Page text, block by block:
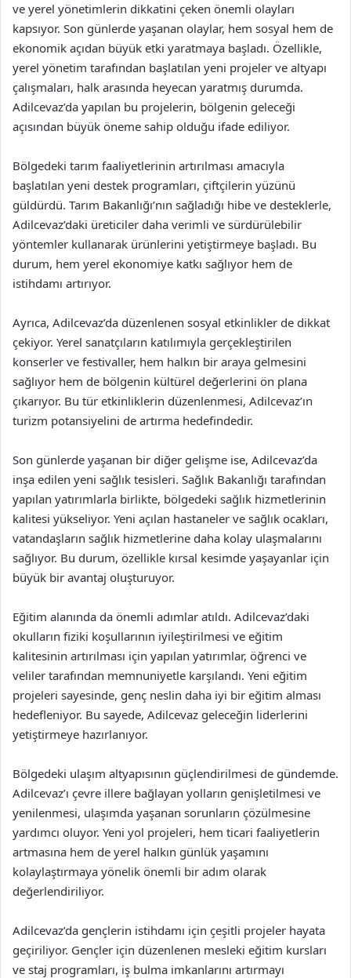
ve yerel yönetimlerin dikkatini çeken önemli olayları
kapsıyor. Son günlerde yaşanan olaylar, hem sosyal hem de
ekonomik açıdan büyük etki yaratmaya başladı. Özellikle,
yerel yönetim tarafından başlatılan yeni projeler ve altyapı
çalışmaları, halk arasında heyecan yaratmış durumda.
Adilcevaz’da yapılan bu projelerin, bölgenin geleceği
açısından büyük öneme sahip olduğu ifade ediliyor.
Bölgedeki tarım faaliyetlerinin artırılması amacıyla
başlatılan yeni destek programları, çiftçilerin yüzünü
güldürdü. Tarım Bakanlığı’nın sağladığı hibe ve desteklerle,
Adilcevaz’daki üreticiler daha verimli ve sürdürülebilir
yöntemler kullanarak ürünlerini yetiştirmeye başladı. Bu
durum, hem yerel ekonomiye katkı sağlıyor hem de
istihdamı artırıyor.
Ayrıca, Adilcevaz’da düzenlenen sosyal etkinlikler de dikkat
çekiyor. Yerel sanatçıların katılımıyla gerçekleştirilen
konserler ve festivaller, hem halkın bir araya gelmesini
sağlıyor hem de bölgenin kültürel değerlerini ön plana
çıkarıyor. Bu tür etkinliklerin düzenlenmesi, Adilcevaz’ın
turizm potansiyelini de artırma hedefindedir.
Son günlerde yaşanan bir diğer gelişme ise, Adilcevaz’da
inşa edilen yeni sağlık tesisleri. Sağlık Bakanlığı tarafından
yapılan yatırımlarla birlikte, bölgedeki sağlık hizmetlerinin
kalitesi yükseliyor. Yeni açılan hastaneler ve sağlık ocakları,
vatandaşların sağlık hizmetlerine daha kolay ulaşmalarını
sağlıyor. Bu durum, özellikle kırsal kesimde yaşayanlar için
büyük bir avantaj oluşturuyor.
Eğitim alanında da önemli adımlar atıldı. Adilcevaz’daki
okulların fiziki koşullarının iyileştirilmesi ve eğitim
kalitesinin artırılması için yapılan yatırımlar, öğrenci ve
veliler tarafından memnuniyetle karşılandı. Yeni eğitim
projeleri sayesinde, genç neslin daha iyi bir eğitim alması
hedefleniyor. Bu sayede, Adilcevaz geleceğin liderlerini
yetiştirmeye hazırlanıyor.
Bölgedeki ulaşım altyapısının güçlendirilmesi de gündemde.
Adilcevaz’ı çevre illere bağlayan yolların genişletilmesi ve
yenilenmesi, ulaşımda yaşanan sorunların çözülmesine
yardımcı oluyor. Yeni yol projeleri, hem ticari faaliyetlerin
artmasına hem de yerel halkın günlük yaşamını
kolaylaştırmaya yönelik önemli bir adım olarak
değerlendiriliyor.
Adilcevaz’da gençlerin istihdamı için çeşitli projeler hayata
geçiriliyor. Gençler için düzenlenen mesleki eğitim kursları
ve staj programları, iş bulma imkanlarını artırmayı